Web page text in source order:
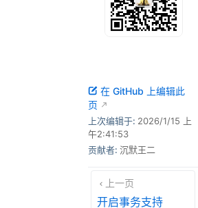
在 GitHub 上编辑此
页
上次编辑于: 2026/1/15 上
午2:41:53
贡献者: 沉默王二
上一页
开启事务支持